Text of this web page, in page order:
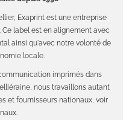
Exaprint est une entreprise
label est en alignement avec
ainsi qu'avec notre volonté de
locale.
imprimés dans
nous travaillons autant
et fournisseurs nationaux, voir